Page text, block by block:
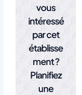
vous
intéressé
par cet
établisse
ment ?
Planifiez
une